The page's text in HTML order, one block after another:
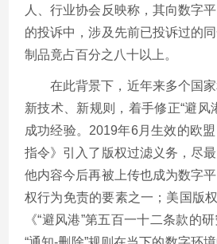
人、行业协会反映称，其向数字
的投诉中，涉及先前已投诉过的
制品竟占百分之八十以上。
在此背景下，近年来多个国
新技术、新规则，着手修正“避风
成功经验。 2019年6月生效的欧
指令》引入了版权过滤义务，尽
他内容今后再被上传也成为数字
权行为免责的要素之一；美国版
《“避风港”第五百一十二条款的